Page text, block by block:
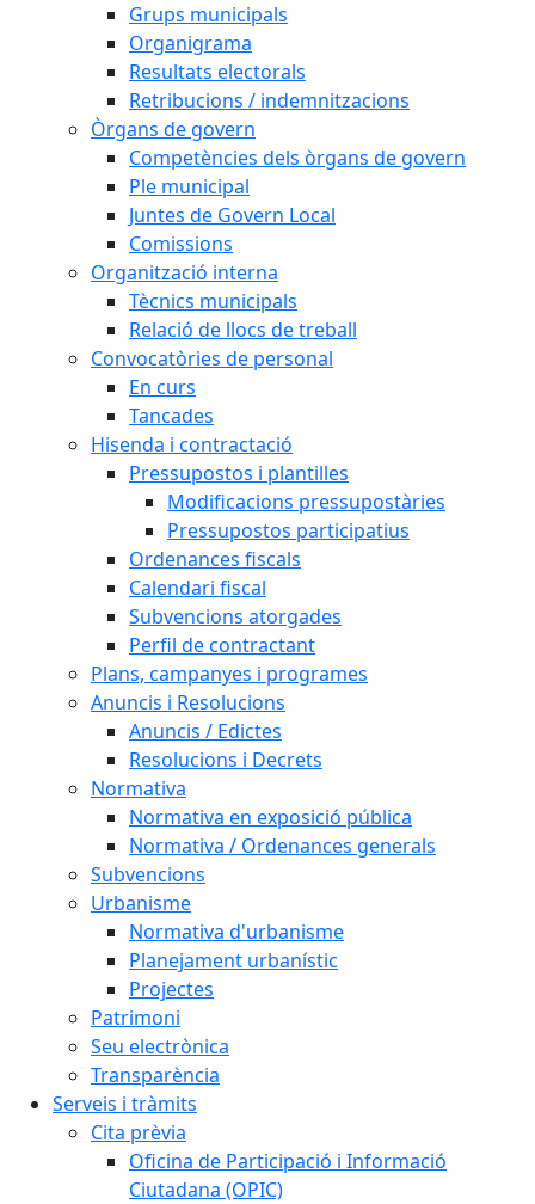
Grups municipals
Organigrama
Resultats electorals
Retribucions / indemnitzacions
Òrgans de govern
Competències dels òrgans de govern
Ple municipal
Juntes de Govern Local
Comissions
Organització interna
Tècnics municipals
Relació de llocs de treball
Convocatòries de personal
En curs
Tancades
Hisenda i contractació
Pressupostos i plantilles
Modificacions pressupostàries
Pressupostos participatius
Ordenances fiscals
Calendari fiscal
Subvencions atorgades
Perfil de contractant
Plans, campanyes i programes
Anuncis i Resolucions
Anuncis / Edictes
Resolucions i Decrets
Normativa
Normativa en exposició pública
Normativa / Ordenances generals
Subvencions
Urbanisme
Normativa d'urbanisme
Planejament urbanístic
Projectes
Patrimoni
Seu electrònica
Transparència
Serveis i tràmits
Cita prèvia
Oficina de Participació i Informació
Ciutadana (OPIC)